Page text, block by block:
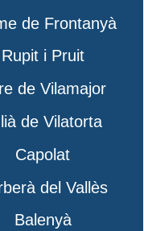
de Frontanyà
Rupit i Pruit
de Vilamajor
de Vilatorta
Capolat
del Vallès
Balenyà